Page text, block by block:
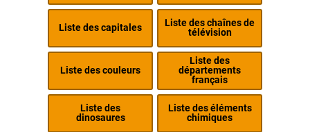
Liste des capitales
Liste des chaînes de
télévision
Liste des couleurs
Liste des
départements
français
Liste des
dinosaures
Liste des éléments
chimiques